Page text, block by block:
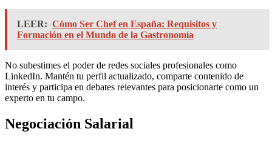
LEER: Cómo Ser Chef en España: Requisitos y
Formación en el Mundo de la Gastronomía
No subestimes el poder de redes sociales profesionales como
LinkedIn. Mantén tu perfil actualizado, comparte contenido de
interés y participa en debates relevantes para posicionarte como un
experto en tu campo.
Negociación Salarial